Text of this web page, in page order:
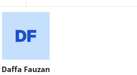
Daffa Fauzan